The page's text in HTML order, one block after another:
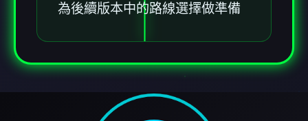
為後續版本中的路線選擇做準備